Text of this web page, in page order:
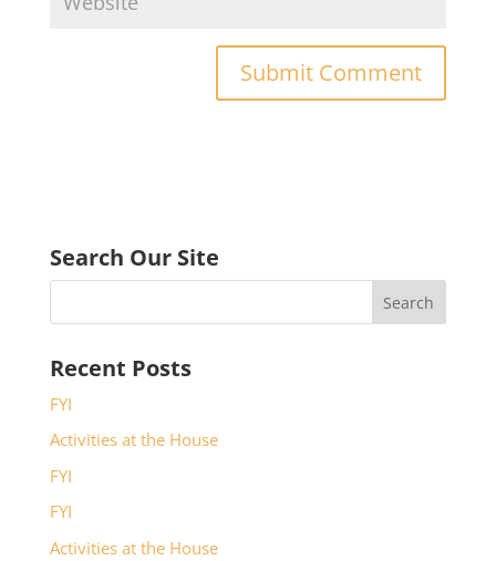
Search Our Site
Recent Posts
FYI
Activities at the House
FYI
FYI
Activities at the House